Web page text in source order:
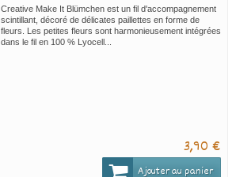
Creative Make It Blümchen est un fil d'accompagnement
scintillant, décoré de délicates paillettes en forme de
fleurs. Les petites fleurs sont harmonieusement intégrées
dans le fil en 100 % Lyocell...
3,90 €
Ajouter au panier